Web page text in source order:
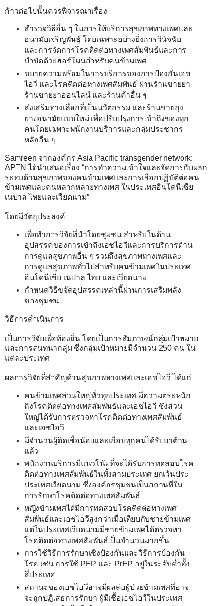
ก้าวต่อไปนั้นควรพิจารณาเรื่อง
สำรวจวิธีอื่น ๆ ในการให้บริการสุขภาพทางเพศและ
อนามัยเจริญพันธุ์ โดยเฉพาะอย่างยิ่งการวินิจฉัย
และการจัดการโรคติดต่อทางเพศสัมพันธ์และการ
บำบัดด้วยฮอร์โมนสำหรับคนข้ามเพศ
ขยายความพร้อมในการบริการของการป้องกันเอช
ไอวี และโรคติดต่อทางเพศสัมพันธ์ ผ่านร้านขายยา
ร้านขายยาออนไลน์ และร้านค้าอื่น ๆ
ส่งเสริมทางเลือกที่เป็นนวัตกรรม และร้านขายถุง
ยางอนามัยแบบใหม่ เพื่อปรับปรุงการเข้าถึงของทุก
คนโดยเฉพาะพนักงานบริการและกลุ่มประชากร
หลักอื่น ๆ
Samreen จากองค์กร Asia Pacific transgender network:
APTN ได้นำเสนอเรื่อง “การทำความเข้าใจและจัดการกับผลก
ระทบด้านสุขภาพของคนข้ามเพศและการเลือกปฏิบัติต่อคน
ข้ามเพศและคนหลากหลายทางเพศ ในประเทศอินโดนีเซีย
เนปาล ไทยและเวียดนาม”
โดยมีวัตถุประสงค์
เพื่อทำการวิจัยที่นำโดยชุมชน สำหรับในด้าน
อุปสรรคของการเข้าถึงเอชไอวีและการบริการด้าน
การดูแลสุขภาพอื่น ๆ รวมถึงสุขภาพทางเพศและ
การดูแลสุขภาพทั่วไปสำหรับคนข้ามเพศในประเทศ
อินโดนีเซีย เนปาล ไทย และเวียดนาม
กำหนดวิธีขจัดอุปสรรคเหล่านี้ผ่านการเสริมพลัง
ของชุมชน
วิธีการดำเนินการ
เป็นการวิจัยเพื่อท้องถิ่น โดยเป็นการสัมภาษณ์กลุ่มเป้าหมาย
และการสนทนากลุ่ม ซึ่งกลุ่มเป้าหมายมีจำนวน 250 คน ใน
แต่ละประเทศ
ผลการวิจัยที่สำคัญด้านสุขภาพทางเพศและเอชไอวี ได้แก่
คนข้ามเพศส่วนใหญ่ทั่วทุกประเทศ มีความตระหนัก
ถึงโรคติดต่อทางเพศสัมพันธ์และเอชไอวี ซึ่งส่วน
ใหญ่ได้รับการตรวจหาโรคติดต่อทางเพศสัมพันธ์
และเอชไอวี
มีจำนวนผู้ติดเชื้อน้อยและเกือบทุกคนได้รับยาต้าน
แล้ว
พนักงานบริการมีแนวโน้มที่จะได้รับการทดสอบโรค
ติดต่อทางเพศสัมพันธ์ในทั้งสามประเทศ ยกเว้นประ
ประเทศเวียดนาม ซึ่งองค์กรชุมชนเป็นสถานที่ใน
การรักษาโรคติดต่อทางเพศสัมพันธ์
หญิงข้ามเพศได้มีการทดสอบโรคติดต่อทางเพศ
สัมพันธ์และเอชไอวีสูงกว่าเมื่อเทียบกับชายข้ามเพศ
แต่ในประเทศเวียดนามมีชายข้ามเพศได้ตรวจหา
โรคติดต่อทางเพศสัมพันธ์เป็นจำนวนมากขึ้น
การใช้วิธีการรักษาเชิงป้องกันและวิธีการป้องกัน
โรค เช่น การใช้ PEP และ PrEP อยู่ในระดับต่ำทั้ง
สี่ประเทศ
สถานะของเอชไอวีอาจมีผลต่อผู้ป่วยข้ามเพศที่อาจ
จะถูกปฏิเสธการรักษา ผู้มีเชื้อเอชไอวีในประเทศ